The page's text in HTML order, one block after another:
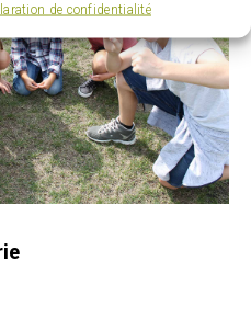
de confidentialité